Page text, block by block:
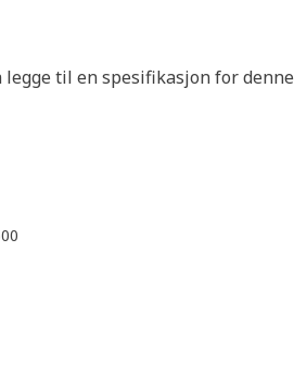
til en spesifikasjon for denne